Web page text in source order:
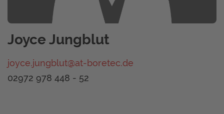
Joyce Jungblut
joyce.jungblut@at-boretec.de
02972 978 448 - 52